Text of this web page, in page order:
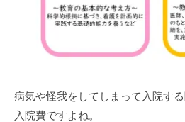
病気や怪我をしてしまって⼊院す
⼊院費ですよね。